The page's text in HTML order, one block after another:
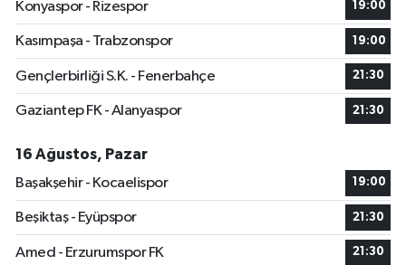
Konyaspor - Rizespor
19:00
Kasımpaşa - Trabzonspor 19:00
Gençlerbirliği S.K. - Fenerbahçe 21:30
Gaziantep FK - Alanyaspor 21:30
16 Ağustos, Pazar
Başakşehir - Kocaelispor
19:00
Beşiktaş - Eyüpspor 21:30
Amed - Erzurumspor FK 21:30